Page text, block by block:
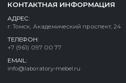
КОНТАКТНАЯ ИНФОРМАЦИЯ
АДРЕС:
г. Томск, Академический проспект, 24
ТЕЛЕФОН:
+7 (961) 097 00 77
EMAIL:
info@laboratory-mebel.ru